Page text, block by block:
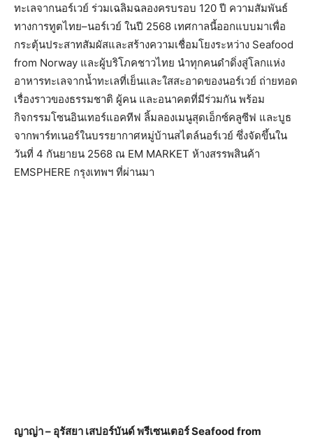
ทะเลจากนอร์เวย์ ร่วมเฉลิมฉลองครบรอบ 120 ปี ความสัมพันธ์
ทางการทูตไทย–นอร์เวย์ ในปี 2568 เทศกาลนี้ออกแบบมาเพื่อ
กระตุ้นประสาทสัมผัสและสร้างความเชื่อมโยงระหว่าง Seafood
from Norway และผู้บริโภคชาวไทย นำทุกคนดำดิ่งสู่โลกแห่ง
อาหารทะเลจากน้ำทะเลที่เย็นและใสสะอาดของนอร์เวย์ ถ่ายทอด
เรื่องราวของธรรมชาติ ผู้คน และอนาคตที่มีร่วมกัน พร้อม
กิจกรรมโซนอินเทอร์แอคทีฟ ลิ้มลองเมนูสุดเอ็กซ์คลูซีฟ และบูธ
จากพาร์ทเนอร์ในบรรยากาศหมู่บ้านสไตล์นอร์เวย์ ซึ่งจัดขึ้นใน
วันที่ 4 กันยายน 2568 ณ EM MARKET ห้างสรรพสินค้า
EMSPHERE กรุงเทพฯ ที่ผ่านมา
ญาญ่า – อุรัสยา เสปอร์บันด์ พรีเซนเตอร์ Seafood from